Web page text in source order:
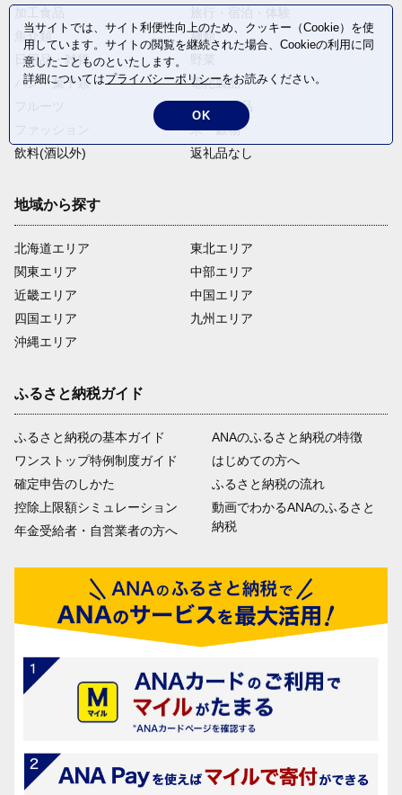
魚介類
麺類
日用品・雑貨
パン・菓子類
電化製品
卵・乳製品
米・穀物
飲料(酒以外)
返礼品なし
地域から探す
北海道エリア
関東エリア
近畿エリア
四国エリア
沖縄エリア
東北エリア
中部エリア
中国エリア
九州エリア
ふるさと納税ガイド
ふるさと納税の基本ガイド
ワンストップ特例制度ガイド
確定申告のしかた
控除上限額シミュレーション
年金受給者・自営業者の方へ
ANAのふるさと納税の特徴
はじめての方へ
ふるさと納税の流れ
動画でわかるANAのふるさと
納税
当サイトでは、サイト利便性向上のため、クッキー（Cookie）を使
用しています。サイトの閲覧を継続された場合、Cookieの利用に同
意したことものといたします。
詳細についてはプライバシーポリシーをお読みください。
OK